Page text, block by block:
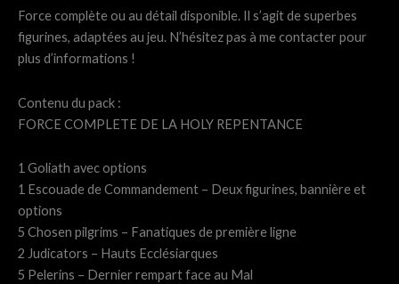
Force complète ou au détail disponible. Il s’agit de superbes
figurines, adaptées au jeu. N’hésitez pas à me contacter pour
plus d’informations !
Contenu du pack :
FORCE COMPLETE DE LA HOLY REPENTANCE
1 Goliath avec options
1 Escouade de Commandement – Deux figurines, bannière et
options
5 Chosen pilgrims – Fanatiques de première ligne
2 Judicators – Hauts Ecclésiarques
5 Pelerins – Dernier rempart face au Mal